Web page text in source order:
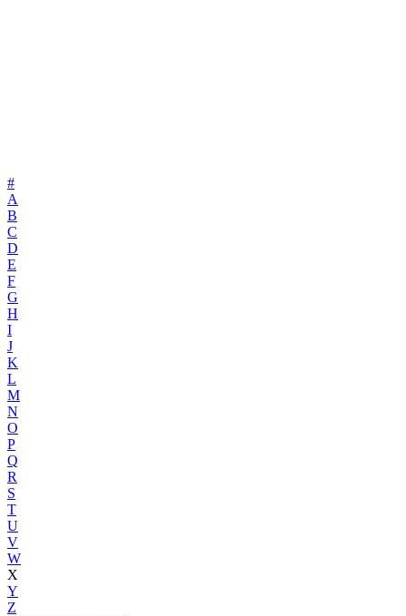
#
A
B
C
D
E
F
G
H
I
J
K
L
M
N
O
P
Q
R
S
T
U
V
W
X
Y
Z